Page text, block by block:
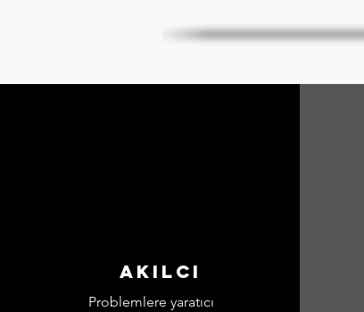
AKILCI
Problemlere yaratıcı